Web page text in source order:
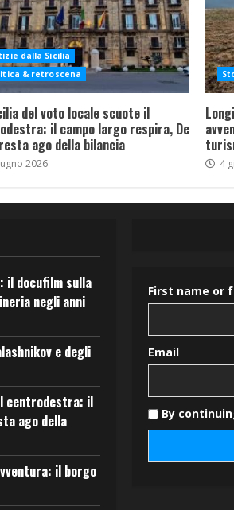
dalla Sicilia
& retroscena
del voto locale scuote il
il campo largo respira, De
ago della bilancia
2026 4
il docufilm sulla
negli anni
e degli
centrodestra: il
ago della
il borgo
First name or
Email
By